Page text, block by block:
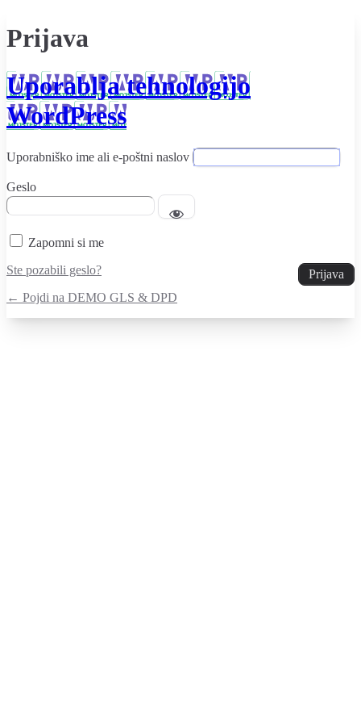
Prijava
Uporablja tehnologijo
WordPress
Uporabniško ime ali e-poštni naslov
Geslo
Zapomni si me
Ste pozabili geslo?
← Pojdi na DEMO GLS & DPD